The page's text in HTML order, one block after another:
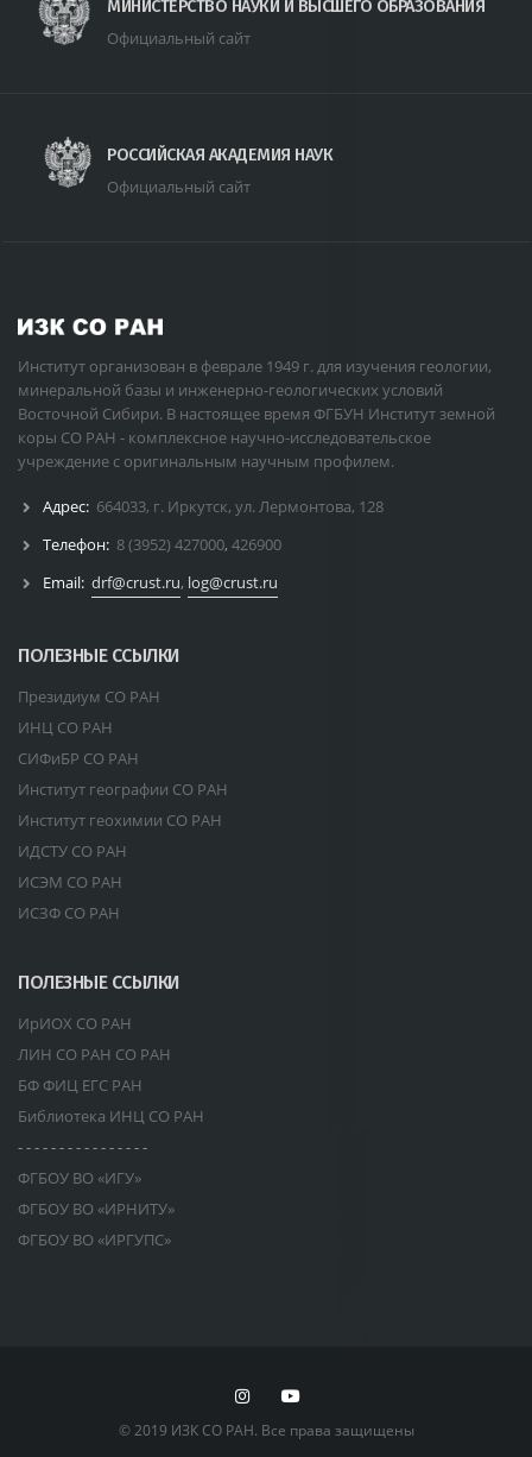
МИНИСТЕРСТВО НАУКИ И ВЫСШЕГО ОБРАЗОВАНИЯ
Официальный сайт
РОССИЙСКАЯ АКАДЕМИЯ НАУК
Официальный сайт
Институт организован в феврале 1949 г. для изучения геологии,
минеральной базы и инженерно-геологических условий
Восточной Сибири. В настоящее время ФГБУН Институт земной
коры СО РАН - комплексное научно-исследовательское
учреждение с оригинальным научным профилем.
Адрес: 664033, г. Иркутск, ул. Лермонтова, 128
Телефон: 8 (3952) 427000, 426900
Email: drf@crust.ru, log@crust.ru
ПОЛЕЗНЫЕ ССЫЛКИ
Президиум СО РАН
ИНЦ СО РАН
СИФиБР СО РАН
Институт географии СО РАН
Институт геохимии СО РАН
ИДСТУ СО РАН
ИСЭМ СО РАН
ИСЗФ СО РАН
ПОЛЕЗНЫЕ ССЫЛКИ
ИрИОХ СО РАН
ЛИН СО РАН СО РАН
БФ ФИЦ ЕГС РАН
Библиотека ИНЦ СО РАН
- - - - - - - - - - - - - - - -
ФГБОУ ВО «ИГУ»
ФГБОУ ВО «ИРНИТУ»
ФГБОУ ВО «ИРГУПС»
© 2019 ИЗК СО РАН. Все права защищены